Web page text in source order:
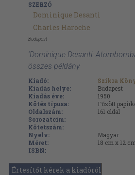
SZERZŐ
Dominique Desanti
Charles Haroche
Budapest
'Dominique Desanti:
összes példány
Kiadó:
Szikra
Kiadás helye:
Budapest
Kiadás éve:
1950
Kötés típusa:
Fűzött
Oldalszám:
161 oldal
Sorozatcím:
Kötetszám:
Nyelv:
Magyar
Méret:
18 cm x 12 cm
ISBN:
Értesítőt kérek a kiadóról